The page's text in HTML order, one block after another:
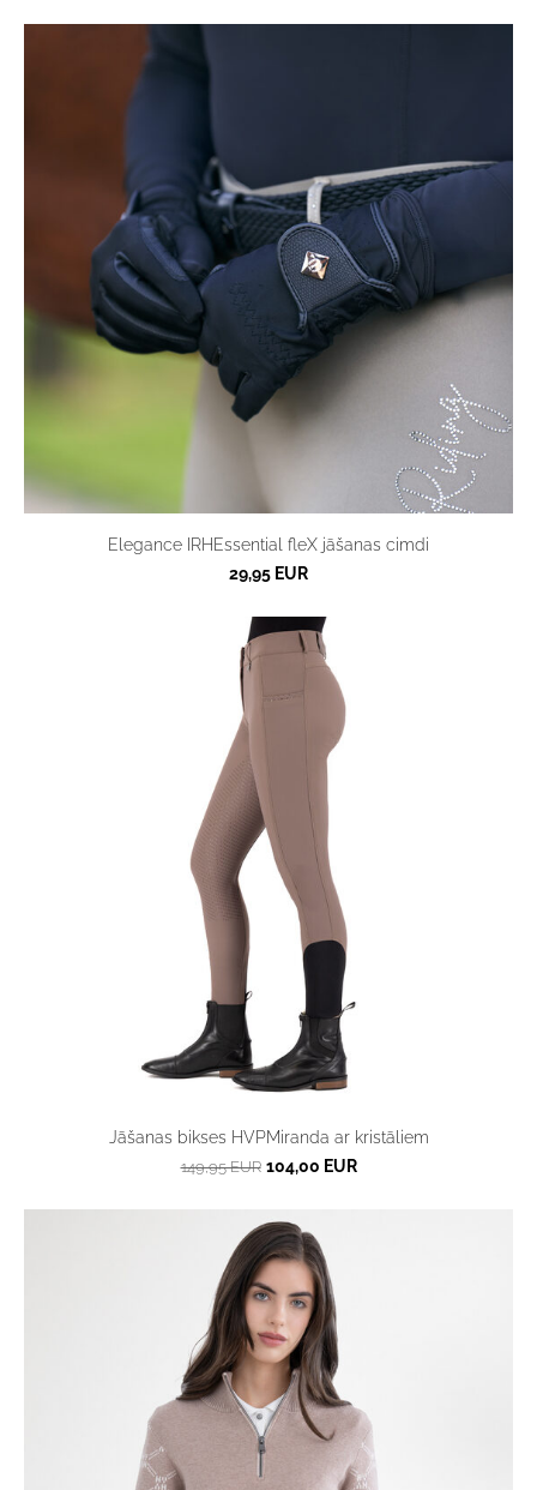
Elegance IRHEssential fleX jāšanas cimdi
29,95 EUR
Jāšanas bikses HVPMiranda ar kristāliem
149,95 EUR 104,00 EUR